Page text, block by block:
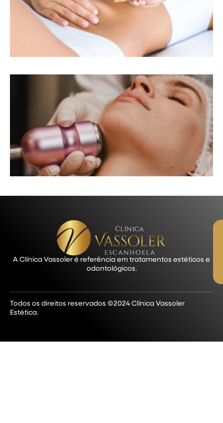
A Clínica Vassoler é referência em tratamentos estéticos e
odontológicos.
Todos os direitos reservados ©2024 Clínica Vassoler
Estética.